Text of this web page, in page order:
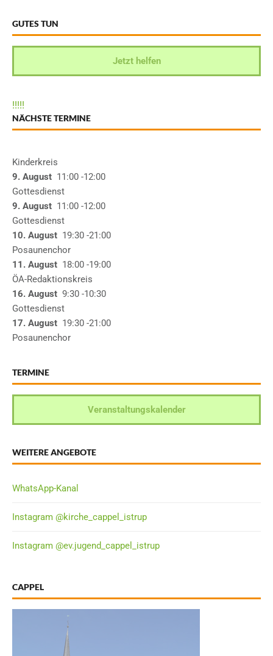
GUTES TUN
Jetzt helfen
!!!!!
NÄCHSTE TERMINE
Kinderkreis
9. August 11:00 -12:00
Gottesdienst
9. August 11:00 -12:00
Gottesdienst
10. August 19:30 -21:00
Posaunenchor
11. August 18:00 -19:00
ÖA-Redaktionskreis
16. August 9:30 -10:30
Gottesdienst
17. August 19:30 -21:00
Posaunenchor
TERMINE
Veranstaltungskalender
WEITERE ANGEBOTE
WhatsApp-Kanal
Instagram @kirche_cappel_istrup
Instagram @ev.jugend_cappel_istrup
CAPPEL